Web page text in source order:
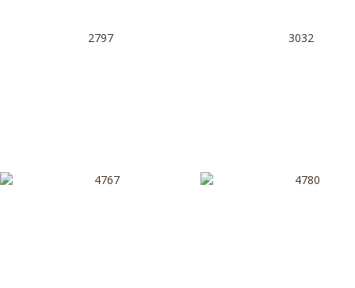
2797 3032